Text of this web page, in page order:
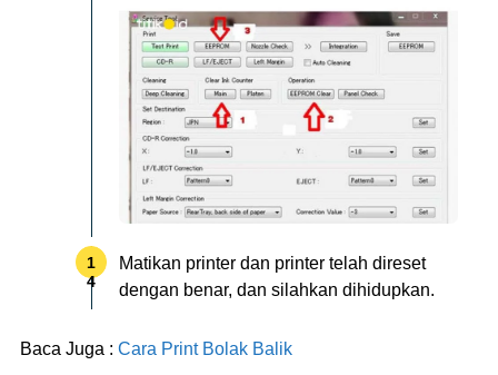
Matikan printer dan printer telah direset
dengan benar, dan silahkan dihidupkan.
Baca Juga : Cara Print Bolak Balik